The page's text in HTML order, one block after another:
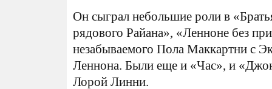
Он сыграл небольшие роли в
рядового Райана», «Ленноне без
незабываемого Пола Маккартни с
Леннона. Были еще и «Час», и
Лорой Линни.